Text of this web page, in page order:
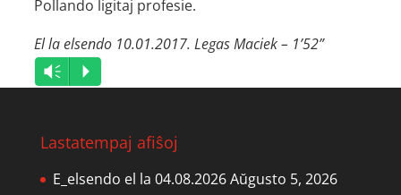
Pollando ligitaj profesie.
El la elsendo 10.01.2017. Legas Maciek – 1’52”
Audio
Player
Vm P
Lastatempaj afiŝoj
E_elsendo el la 04.08.2026Aŭgusto 5, 2026